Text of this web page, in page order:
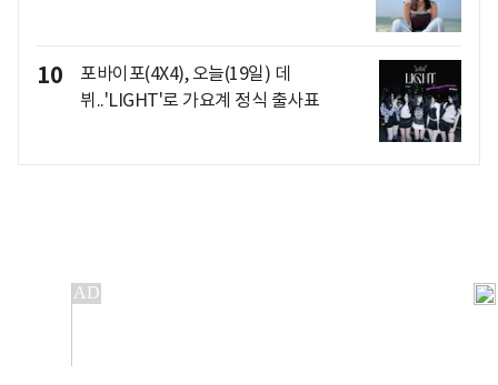
10
포바이포(4X4), 오늘(19일) 데
뷔..'LIGHT'로 가요계 정식 출사표